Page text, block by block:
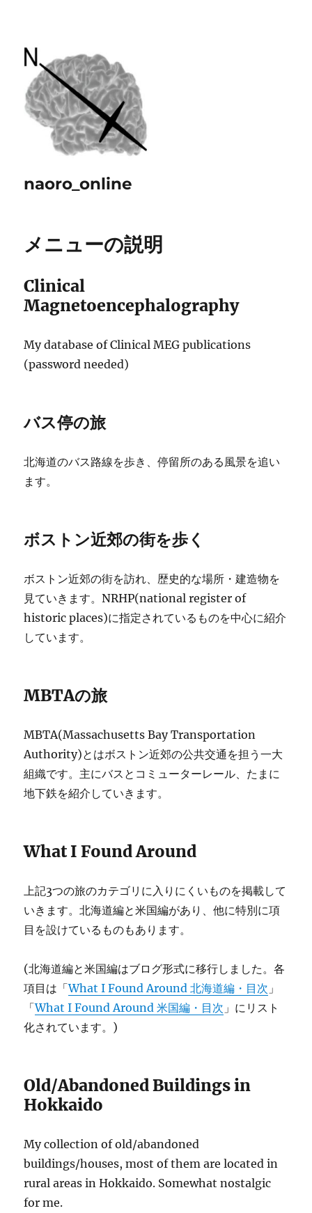
naoro_online
メニューの説明
Clinical
Magnetoencephalography
My database of Clinical MEG publications
(password needed)
バス停の旅
北海道のバス路線を歩き、停留所のある風景を追い
ます。
ボストン近郊の街を歩く
ボストン近郊の街を訪れ、歴史的な場所・建造物を
見ていきます。NRHP(national register of
historic places)に指定されているものを中心に紹介
しています。
MBTAの旅
MBTA(Massachusetts Bay Transportation
Authority)とはボストン近郊の公共交通を担う一大
組織です。主にバスとコミューターレール、たまに
地下鉄を紹介していきます。
What I Found Around
上記3つの旅のカテゴリに入りにくいものを掲載して
いきます。北海道編と米国編があり、他に特別に項
目を設けているものもあります。
(北海道編と米国編はブログ形式に移行しました。各
項目は「What I Found Around 北海道編・目次 」
「What I Found Around 米国編・目次 」にリスト
化されています。)
Old/Abandoned Buildings in
Hokkaido
My collection of old/abandoned
buildings/houses, most of them are located in
rural areas in Hokkaido. Somewhat nostalgic
for me.